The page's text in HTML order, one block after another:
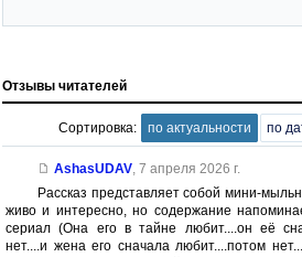
Отзывы читателей
Сортировка: по актуальности по
AshasUDAV, 7 апреля 2026 г.
Рассказ представляет собой мини-
живо и интересно, но содержание
сериал (Она его в тайне любит....он её
нет....и жена его сначала любит....потом